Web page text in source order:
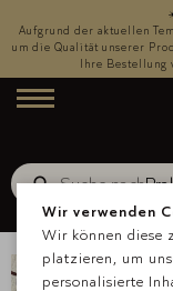
Aufgrund der aktuellen
um die Qualität unserer
Ihre Bestellung
Menü
Suche nach
Wir verwenden
Wir können diese
platzieren, um
personalisierte